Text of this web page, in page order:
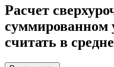
Расчет
суммированном
считать в